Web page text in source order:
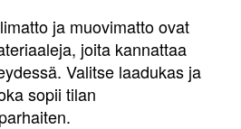
ja muovimatto ovat
joita kannattaa
Valitse laadukas ja
sopii tilan